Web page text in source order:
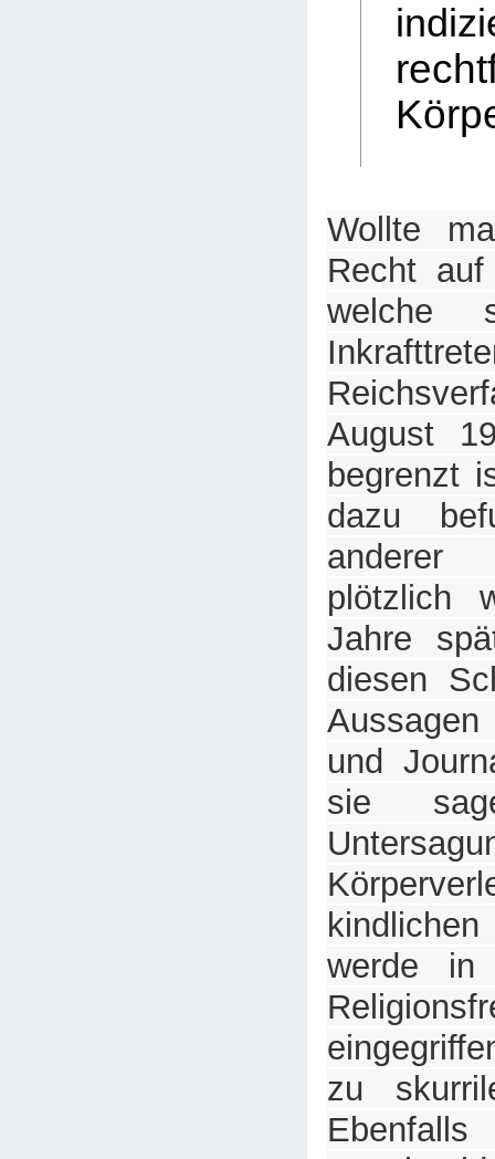
Wollte
Recht auf
welche
August
begrenzt
dazu
anderer
plötzlich
Jahre
diesen
und
sie
werde
zu